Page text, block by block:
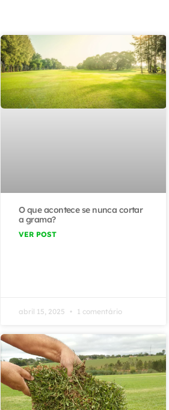
O que acontece se nunca cortar
a grama?
VER POST
abril 15, 2025 1 comentário